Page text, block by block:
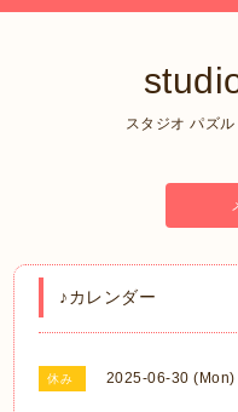
スタジオ パズ
♪カレンダー
休み 2025-06-30 (Mon)